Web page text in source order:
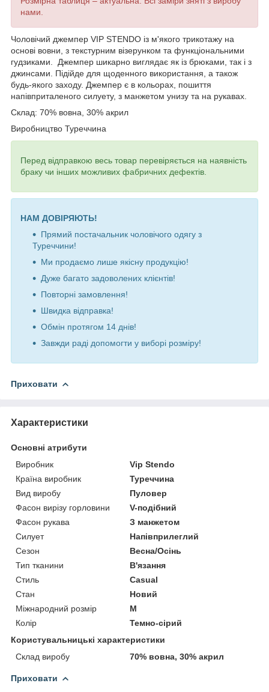
нами.
Чоловічий джемпер VIP STENDO із м'якого трикотажу на
основі вовни, з текстурним візерунком та функціональними
гудзиками. Джемпер шикарно виглядає як із брюками, так і з
джинсами. Підійде для щоденного використання, а також
будь-якого заходу. Джемпер є в кольорах, пошиття
напівприталеного силуету, з манжетом унизу та на рукавах.
Склад: 70% вовна, 30% акрил
Виробництво Туреччина
Перед відправкою весь товар перевіряється на наявність
браку чи інших можливих фабричних дефектів.
НАМ ДОВІРЯЮТЬ!
Прямий постачальник чоловічого одягу з
Туреччини!
Ми продаємо лише якісну продукцію!
Дуже багато задоволених клієнтів!
Повторні замовлення!
Швидка відправка!
Обмін протягом 14 днів!
Завжди раді допомогти у виборі розміру!
Приховати
Характеристики
Основні атрибути
Виробник
Vip Stendo
Країна виробник
Туреччина
Вид виробу
Пуловер
Фасон вирізу горловини
V-подібний
Фасон рукава
З манжетом
Силует
Напівприлеглий
Сезон
Весна/Осінь
Тип тканини
В'язання
Стиль
Casual
Стан
Новий
Міжнародний розмір
M
Колір
Темно-сірий
Користувальницькі характеристики
Склад виробу
70% вовна, 30% акрил
Приховати